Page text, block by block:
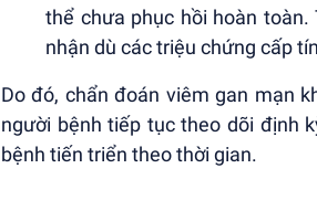
thể chưa phục hồi hoàn
nhận dù các triệu chứng cấp
Do đó, chẩn đoán viêm gan mạn
người bệnh tiếp tục theo dõi định
bệnh tiến triển theo thời gian.